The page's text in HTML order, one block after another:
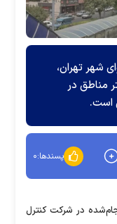
شهر تهران،
مناطق در
است.
پسندها:۰
در شرکت کنترل